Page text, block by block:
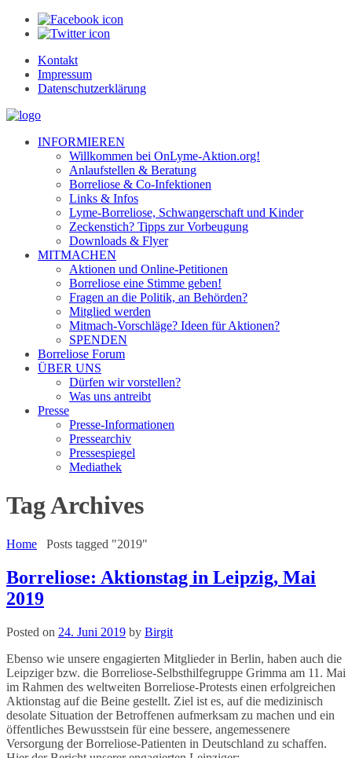
Kontakt
Impressum
Datenschutzerklärung
INFORMIEREN
Willkommen bei OnLyme-Aktion.org!
Anlaufstellen & Beratung
Borreliose & Co-Infektionen
Links & Infos
Lyme-Borreliose, Schwangerschaft und Kinder
Zeckenstich? Tipps zur Vorbeugung
Downloads & Flyer
MITMACHEN
Aktionen und Online-Petitionen
Borreliose eine Stimme geben!
Fragen an die Politik, an Behörden?
Mitglied werden
Mitmach-Vorschläge? Ideen für Aktionen?
SPENDEN
Borreliose Forum
ÜBER UNS
Dürfen wir vorstellen?
Was uns antreibt
Presse
Presse-Informationen
Pressearchiv
Pressespiegel
Mediathek
Tag Archives
Home Posts tagged "2019"
Borreliose: Aktionstag in Leipzig, Mai
2019
Posted on 24. Juni 2019 by Birgit
Ebenso wie unsere engagierten Mitglieder in Berlin, haben auch die
Leipziger bzw. die Borreliose-Selbsthilfegruppe Grimma am 11. Mai
im Rahmen des weltweiten Borreliose-Protests einen erfolgreichen
Aktionstag auf die Beine gestellt. Ziel ist es, auf die medizinisch
desolate Situation der Betroffenen aufmerksam zu machen und ein
öffentliches Bewusstsein für eine bessere, angemessenere
Versorgung der Borreliose-Patienten in Deutschland zu schaffen.